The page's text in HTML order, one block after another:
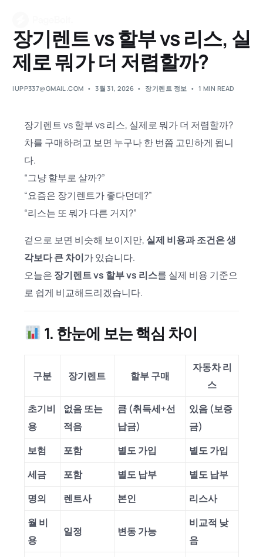
장기렌트 vs 할부 vs 리스, 실
제로 뭐가 더 저렴할까?
IUPP337@GMAIL.COM 3월 31, 2026 장기렌트 정보 1 MIN READ
장기렌트 vs 할부 vs 리스, 실제로 뭐가 더 저렴할까?
차를 구매하려고 보면 누구나 한 번쯤 고민하게 됩니
다.
“그냥 할부로 살까?”
“요즘은 장기렌트가 좋다던데?”
“리스는 또 뭐가 다른 거지?”
겉으로 보면 비슷해 보이지만, 실제 비용과 조건은 생
각보다 큰 차이가 있습니다.
오늘은 장기렌트 vs 할부 vs 리스를 실제 비용 기준으
로 쉽게 비교해드리겠습니다.
1. 한눈에 보는 핵심 차이
구분 장기렌트 할부 구매
자동차 리
스
초기비
용
없음 또는
적음
큼 (취득세+선
납금)
있음 (보증
금)
보험
포함 별도 가입
별도 가입
세금
포함 별도 납부
별도 납부
명의
렌트사 본인
리스사
월 비
용
일정 변동 가능
비교적 낮
음